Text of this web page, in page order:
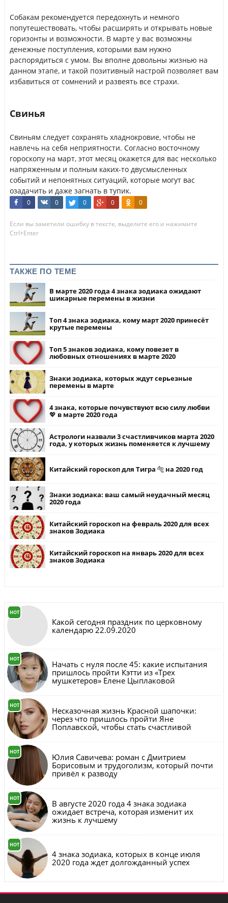
Собакам рекомендуется передохнуть и немного
попутешествовать, чтобы расширять и открывать новые
горизонты и возможности. В марте у вас возможны
денежные поступления, которыми вам нужно
распорядиться с умом. Вы вполне довольны жизнью на
данном этапе, и такой позитивный настрой позволяет вам
избавиться от сомнений и развеять все страхи.
Свинья
Свиньям следует сохранять хладнокровие, чтобы не
навлечь на себя неприятности. Согласно восточному
гороскопу на март, этот месяц окажется для вас несколько
напряженным и полным каких-то двусмысленных
событий и непонятных ситуаций, которые могут вас
озадачить и даже загнать в тупик.
0 0 0 0 0
Если вы заметили ошибку в тексте, выделите его и нажимите
Ctrl+Enter
ТАКЖЕ ПО ТЕМЕ
В марте 2020 года 4 знака зодиака ожидают
шикарные перемены в жизни
Топ 4 знака зодиака, кому март 2020 принесёт
крутые перемены
Топ 5 знаков зодиака, кому повезет в
любовных отношениях в марте 2020
Знаки зодиака, которых ждут серьезные
перемены в марте
4 знака, которые почувствуют всю силу любви
💖 в марте 2020 года
Астрологи назвали 3 счастливчиков марта 2020
года, у которых жизнь поменяется к лучшему
Китайский гороскоп для Тигра 🐅 на 2020 год
Знаки зодиака: ваш самый неудачный месяц
2020 года
Китайский гороскоп на февраль 2020 для всех
знаков Зодиака
Китайский гороскоп на январь 2020 для всех
знаков Зодиака
HOT
Какой сегодня праздник по церковному
календарю 22.09.2020
HOT
Начать с нуля после 45: какие испытания
пришлось пройти Кэтти из «Трех
мушкетеров» Елене Цыплаковой
HOT
Несказочная жизнь Красной шапочки:
через что пришлось пройти Яне
Поплавской, чтобы стать счастливой
HOT
Юлия Савичева: роман с Дмитрием
Борисовым и трудоголизм, который почти
привёл к разводу
HOT
В августе 2020 года 4 знака зодиака
ожидает встреча, которая изменит их
жизнь к лучшему
HOT
4 знака зодиака, которых в конце июля
2020 года ждет долгожданный успех